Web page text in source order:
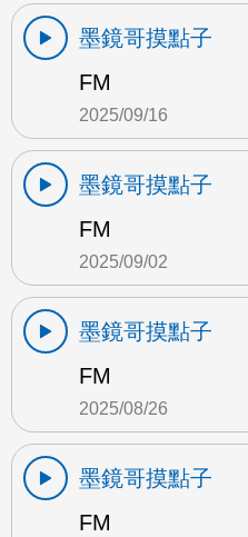
墨鏡哥摸點子
FM
2025/09/16
墨鏡哥摸點子
FM
2025/09/02
墨鏡哥摸點子
FM
2025/08/26
墨鏡哥摸點子
FM